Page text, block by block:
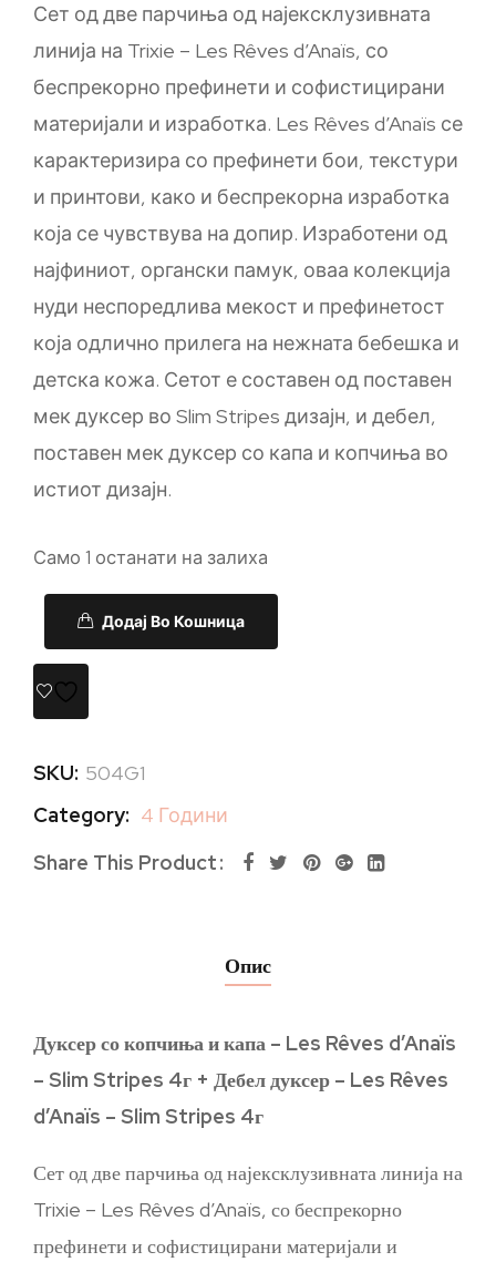
Сет од две парчиња од најексклузивната
линија на Trixie – Les Rêves d’Anaïs, со
беспрекорно префинети и софистицирани
материјали и изработка. Les Rêves d’Anaïs се
карактеризира со префинети бои, текстури
и принтови, како и беспрекорна изработка
која се чувствува на допир. Изработени од
најфиниот, органски памук, оваа колекција
нуди неспоредлива мекост и префинетост
која одлично прилега на нежната бебешка и
детска кожа. Сетот е составен од поставен
мек дуксер во Slim Stripes дизајн, и дебел,
поставен мек дуксер со капа и копчиња во
истиот дизајн.
Само 1 останати на залиха
Додај Во Кошница
SKU: 504G1
Category: 4 Години
Share This Product
Опис
Дуксер со копчиња и капа – Les Rêves d’Anaïs
– Slim Stripes 4г + Дебел дуксер – Les Rêves
d’Anaïs – Slim Stripes 4г
Сет од две парчиња од најексклузивната линија на
Trixie – Les Rêves d’Anaïs, со беспрекорно
префинети и софистицирани материјали и